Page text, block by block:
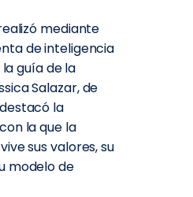
mediante
de inteligencia
guía de la
Salazar, de
destacó la
la que la
sus valores, su
modelo de